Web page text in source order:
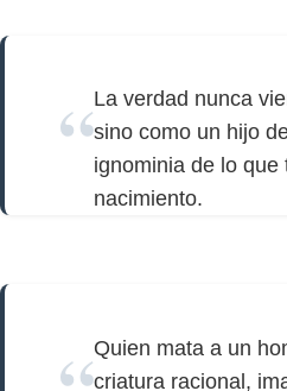
La verdad nunca
sino como un hijo
ignominia de lo que
nacimiento.
Quien mata a un
criatura racional,